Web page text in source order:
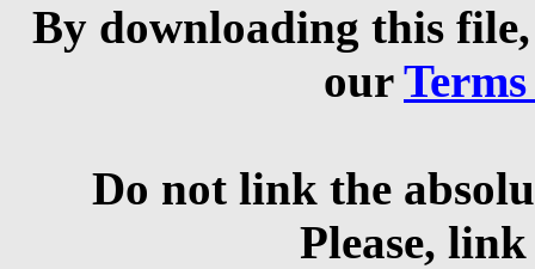
By downloading this
our
Do not link the
Please,